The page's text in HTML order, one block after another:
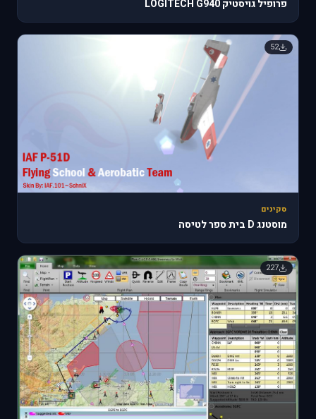
פרופיל גויסטיק LOGITECH G940
52
סקינים
מוסטנג D בית ספר לטיסה
227